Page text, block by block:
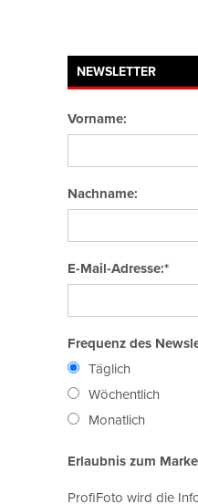
NEWSLETTER
Vorname:
Nachname:
E-Mail-Adresse:*
Frequenz des
Täglich
Wöchentlich
Monatlich
Erlaubnis zum
ProfiFoto wird die